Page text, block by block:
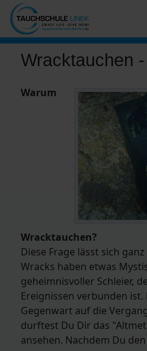
Wracktauchen
Warum
Wracktauchen?
Diese Frage lässt sich
Wracks haben etwas
geheimnisvoller Schleier,
Ereignissen verbunden
Gegenwart auf die
durftest Du Dir das
ansehen. Nachdem Du